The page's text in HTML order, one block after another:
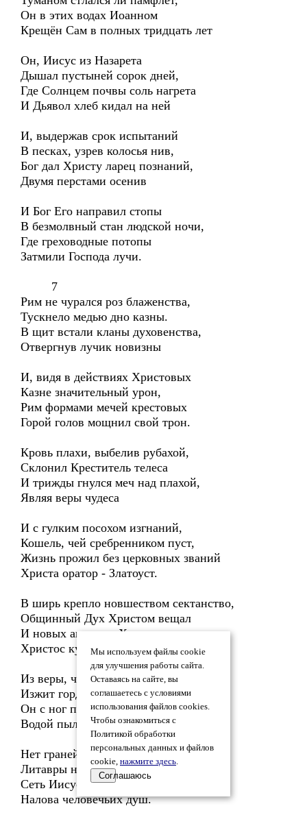
Он в этих водах Иоанном
Крещён Сам в полных тридцать лет
Он, Иисус из Назарета
Дышал пустыней сорок дней,
Где Солнцем почвы соль нагрета
И Дьявол хлеб кидал на ней
И, выдержав срок испытаний
В песках, узрев колосья нив,
Бог дал Христу ларец познаний,
Двумя перстами осенив
И Бог Его направил стопы
В безмолвный стан людской ночи,
Где греховодные потопы
Затмили Господа лучи.
7
Рим не чурался роз блаженства,
Тускнело медью дно казны.
В щит встали кланы духовенства,
Отвергнув лучик новизны
И, видя в действиях Христовых
Казне значительный урон,
Рим формами мечей крестовых
Горой голов мощнил свой трон.
Кровь плахи, выбелив рубахой,
Склонил Креститель телеса
И трижды гнулся меч над плахой,
Являя веры чудеса
И с гулким посохом изгнаний,
Кошель, чей сребренником пуст,
Жизнь прожил без церковных званий
Христа оратор - Златоуст.
В ширь крепло новшеством сектанство,
Общинный Дух Христом вещал
И новых агнцев в Христианство,
Христос купелью обращал.
Из веры, чем мы живы ныне -
Изжит гордыни карнавал,
Он с ног послушником общине
Водой пыль странствий омывал.
Нет граней времени в пространстве,
Литавры не гремели туш,
Сеть Иисуса в постоянстве
Налова человечьих душ.
Мы используем файлы cookie
для улучшения работы сайта.
Оставаясь на сайте, вы
соглашаетесь с условиями
использования файлов cookies.
Чтобы ознакомиться с
Политикой обработки
персональных данных и файлов
cookie, нажмите здесь.
Соглашаюсь